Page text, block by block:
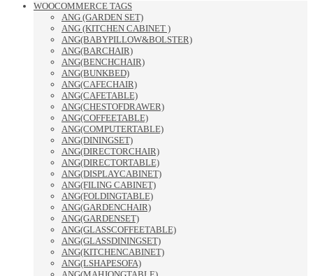
WOOCOMMERCE TAGS
ANG (GARDEN SET)
ANG (KITCHEN CABINET )
ANG(BABYPILLOW&BOLSTER)
ANG(BARCHAIR)
ANG(BENCHCHAIR)
ANG(BUNKBED)
ANG(CAFECHAIR)
ANG(CAFETABLE)
ANG(CHESTOFDRAWER)
ANG(COFFEETABLE)
ANG(COMPUTERTABLE)
ANG(DININGSET)
ANG(DIRECTORCHAIR)
ANG(DIRECTORTABLE)
ANG(DISPLAYCABINET)
ANG(FILING CABINET)
ANG(FOLDINGTABLE)
ANG(GARDENCHAIR)
ANG(GARDENSET)
ANG(GLASSCOFFEETABLE)
ANG(GLASSDININGSET)
ANG(KITCHENCABINET)
ANG(LSHAPESOFA)